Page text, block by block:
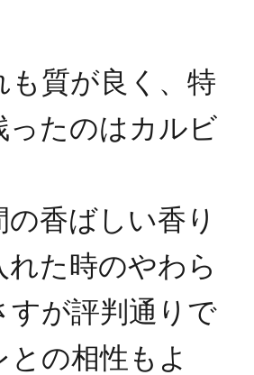
も質が良く、特
ったのはカルビ
香ばしい香り
れた時のやわら
すが評判通りで
との相性もよ